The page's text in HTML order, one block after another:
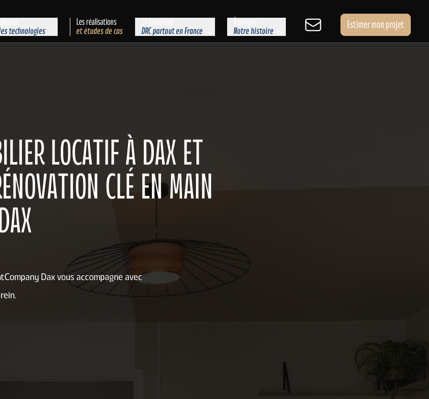
technologies
Les réalisations
et études de cas DRC partout en France Notre histoire
Estimer mon projet
LOCATIF À DAX ET
CLÉ EN MAIN
Dax vous accompagne avec